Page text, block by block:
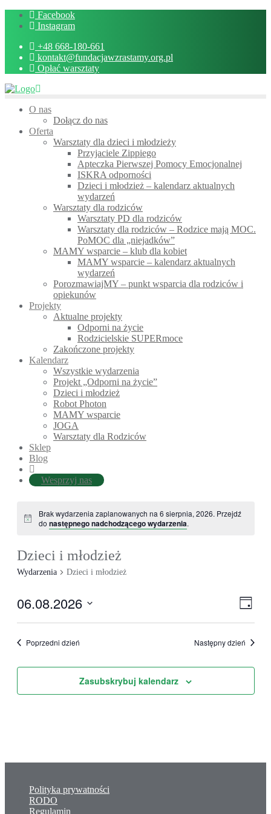
Skip
Facebook
Instagram
+48 668-180-661
kontakt@fundacjawzrastamy.org.pl
Opłać warsztaty
O nas
Dołącz do nas
Oferta
Warsztaty dla dzieci i młodzieży
Przyjaciele Zippiego
Apteczka Pierwszej Pomocy Emocjonalnej
ISKRA odporności
Dzieci i młodzież – kalendarz aktualnych
wydarzeń
Warsztaty dla rodziców
Warsztaty PD dla rodziców
Warsztaty dla rodziców – Rodzice mają MOC.
PoMOC dla „niejadków”
MAMY wsparcie – klub dla kobiet
MAMY wsparcie – kalendarz aktualnych
wydarzeń
PorozmawiajMY – punkt wsparcia dla rodziców i
opiekunów
Projekty
Aktualne projekty
Odporni na życie
Rodzicielskie SUPERmoce
Zakończone projekty
Kalendarz
Wszystkie wydarzenia
Projekt „Odporni na życie”
Dzieci i młodzież
Robot Photon
MAMY wsparcie
JOGA
Warsztaty dla Rodziców
Sklep
Blog
Wesprzyj nas
Brak wydarzenia zaplanowanych na 6 sierpnia, 2026. Przejdź
donastępnego nadchodzącego wydarzenia.
Dzieci i młodzież
Wydarzenia Dzieci i młodzież
Dzień
06.08.2026
Poprzedni dzień
Następny dzień
Zasubskrybuj kalendarz
Polityka prywatności
RODO
Regulamin